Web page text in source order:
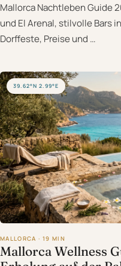
Mallorca Nachtleben Guide
und El Arenal, stilvolle Bars
Dorffeste, Preise und …
39.62°N 2.99°E
MALLORCA · 19 MIN
Mallorca Wellness